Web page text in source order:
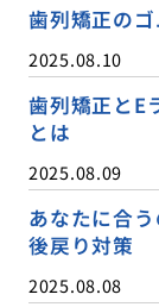
歯列矯正の
2025.08.10
歯列矯正とE
とは
2025.08.09
あなたに合
後戻り対策
2025.08.08